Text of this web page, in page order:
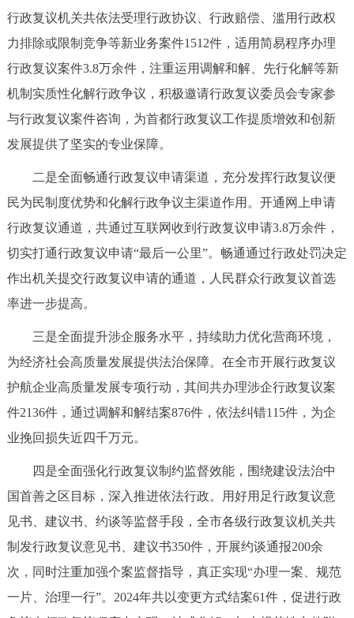
行政复议机关共依法受理行政协议、行政赔偿、滥用行政权
力排除或限制竞争等新业务案件1512件，适用简易程序办理
行政复议案件3.8万余件，注重运用调解和解、先行化解等新
机制实质性化解行政争议，积极邀请行政复议委员会专家参
与行政复议案件咨询，为首都行政复议工作提质增效和创新
发展提供了坚实的专业保障。
二是全面畅通行政复议申请渠道，充分发挥行政复议便
民为民制度优势和化解行政争议主渠道作用。开通网上申请
行政复议通道，共通过互联网收到行政复议申请3.8万余件，
切实打通行政复议申请“最后一公里”。畅通通过行政处罚决定
作出机关提交行政复议申请的通道，人民群众行政复议首选
率进一步提高。
三是全面提升涉企服务水平，持续助力优化营商环境，
为经济社会高质量发展提供法治保障。在全市开展行政复议
护航企业高质量发展专项行动，其间共办理涉企行政复议案
件2136件，通过调解和解结案876件，依法纠错115件，为企
业挽回损失近四千万元。
四是全面强化行政复议制约监督效能，围绕建设法治中
国首善之区目标，深入推进依法行政。用好用足行政复议意
见书、建议书、约谈等监督手段，全市各级行政复议机关共
制发行政复议意见书、建议书350件，开展约谈通报200余
次，同时注重加强个案监督指导，真正实现“办理一案、规范
一片、治理一行”。2024年共以变更方式结案61件，促进行政